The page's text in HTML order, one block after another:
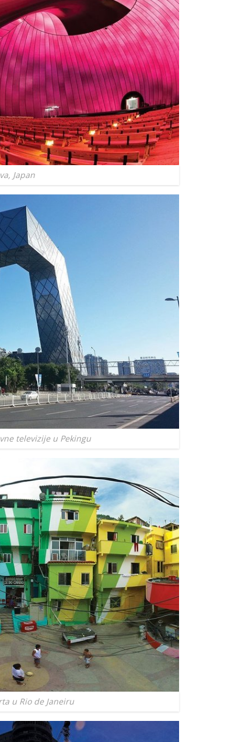
Japan
televizije u Pekingu
u Rio de Janeiru